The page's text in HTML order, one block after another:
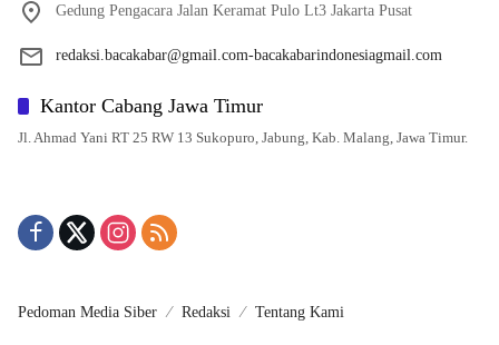
Gedung Pengacara Jalan Keramat Pulo Lt3 Jakarta Pusat
redaksi.bacakabar@gmail.com-bacakabarindonesiagmail.com
Kantor Cabang Jawa Timur
Jl. Ahmad Yani RT 25 RW 13 Sukopuro, Jabung, Kab. Malang, Jawa Timur.
Pedoman Media Siber Redaksi Tentang Kami